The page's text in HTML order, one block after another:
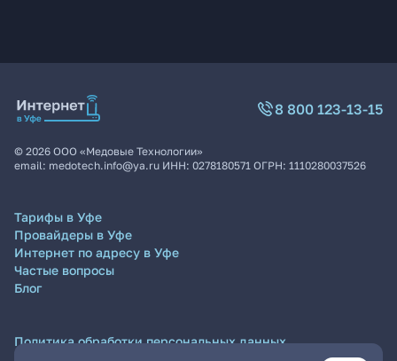
8 800 123-13-15
© 2026 ООО «Медовые Технологии»
email: medotech.info@ya.ru ИНН: 0278180571 ОГРН: 1110280037526
Тарифы в Уфе
Провайдеры в Уфе
Интернет по адресу в Уфе
Частые вопросы
Блог
Политика обработки персональных данных